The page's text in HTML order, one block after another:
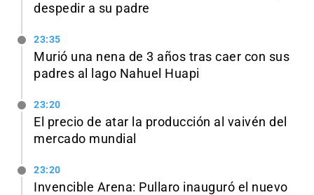
despedir a su padre
23:35
Murió una nena de 3 años tras caer con sus
padres al lago Nahuel Huapi
23:20
El precio de atar la producción al vaivén del
mercado mundial
23:20
Invencible Arena: Pullaro inauguró el nuevo